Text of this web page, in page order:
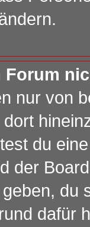
Forum
nur von
du
der
du
dafür